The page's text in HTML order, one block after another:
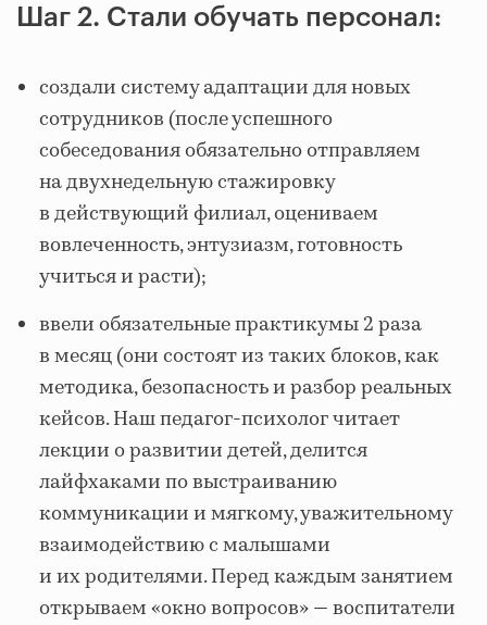
Шаг 2. Стали обучать персонал:
создали систему адаптации для новых
сотрудников (после успешного
собеседования обязательно отправляем
на двухнедельную стажировку
в действующий филиал, оцениваем
вовлеченность, энтузиазм, готовность
учиться и расти);
ввели обязательные практикумы 2 раза
в месяц (они состоят из таких блоков, как
методика, безопасность и разбор реальных
кейсов. Наш педагог‑психолог читает
лекции о развитии детей, делится
лайфхаками по выстраиванию
коммуникации и мягкому, уважительному
взаимодействию с малышами
и их родителями. Перед каждым занятием
открываем «окно вопросов» — воспитатели